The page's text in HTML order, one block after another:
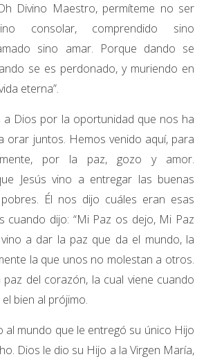
Divino Maestro, permíteme no ser
consolar, comprendido sino
sino amar. Porque dando se
se es perdonado, y muriendo en
eterna”.
a Dios por la oportunidad que nos ha
orar juntos. Hemos venido aquí, para
por la paz, gozo y amor.
Jesús vino a entregar las buenas
Él nos dijo cuáles eran esas
cuando dijo: “Mi Paz os dejo, Mi Paz
a dar la paz que da el mundo, la
la que unos no molestan a otros.
paz del corazón, la cual viene cuando
bien al prójimo.
al mundo que le entregó su único Hijo
Dios le dio su Hijo a la Virgen María,